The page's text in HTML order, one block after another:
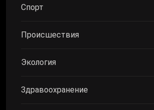
Спорт
Происшествия
Экология
Здравоохранение